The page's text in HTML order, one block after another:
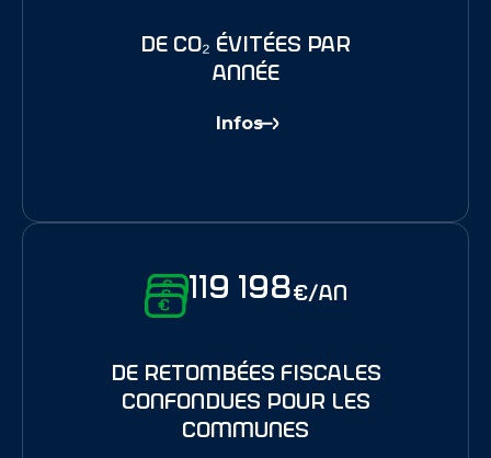
de Co₂ évitées par
année
Infos
119 198€/an
de retombées fiscales
confondues pour les
communes